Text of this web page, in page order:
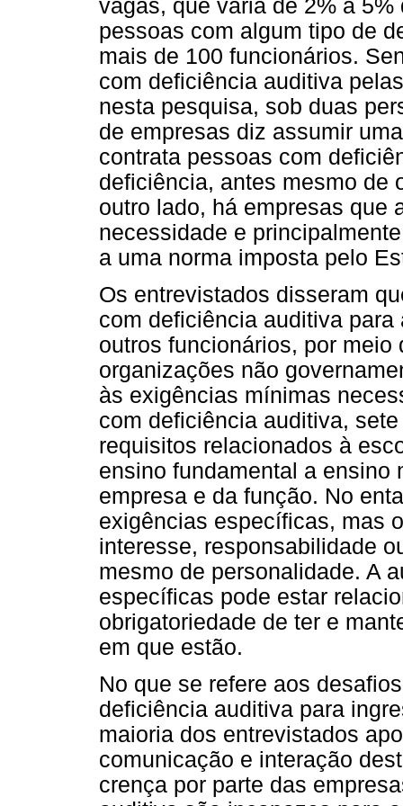
vagas, que varia de 2% a
pessoas com algum tipo de
mais de 100 funcionários.
com deficiência auditiva
nesta pesquisa, sob duas
de empresas diz assumir
contrata pessoas com
deficiência, antes mesmo de
outro lado, há empresas que
necessidade e
a uma norma imposta pelo
Os entrevistados disseram
com deficiência auditiva
outros funcionários, por
organizações não
às exigências mínimas
com deficiência auditiva,
requisitos relacionados à
ensino fundamental a ensino
empresa e da função. No
exigências específicas, mas
interesse, responsabilidade
mesmo de personalidade. A
específicas pode estar
obrigatoriedade de ter e
em que estão.
No que se refere aos
deficiência auditiva para
maioria dos entrevistados
comunicação e interação
crença por parte das